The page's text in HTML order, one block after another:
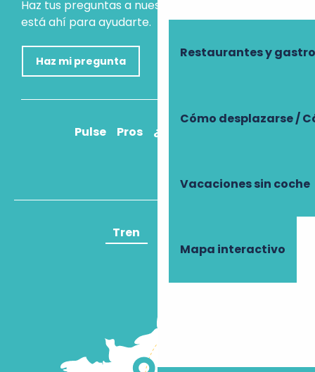
Restaurantes y
Cómo desplazarse /
Vacaciones sin coche
Mapa interactivo
Haz tus preguntas a nuestro asistente virtual, que
está ahí para ayudarte.
Haz mi pregunta
Pulse Pros ¿Cómo llegar?
Tren